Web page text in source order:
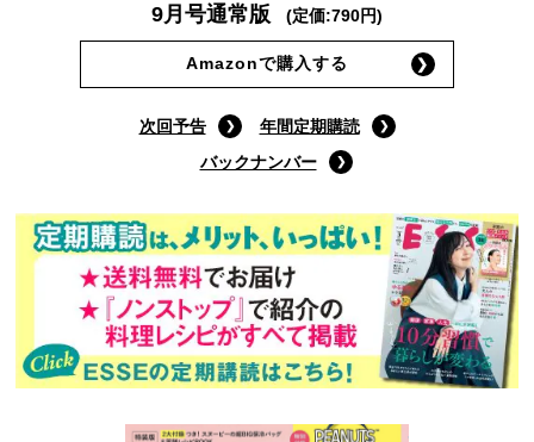
9月号通常版 (定価:790円)
Amazonで購入する
次回予告
年間定期購読
バックナンバー